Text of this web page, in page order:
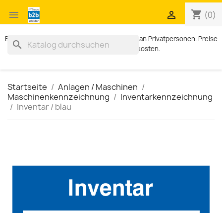
 shopping_cart (0)

Exklusiv für Geschäftskunden. Kein Verkauf an Privatpersonen. Preise
zzgl. MWST und Versandkosten.
search
Startseite
Anlagen / Maschinen
Maschinenkennzeichnung
Inventarkennzeichnung
Inventar / blau